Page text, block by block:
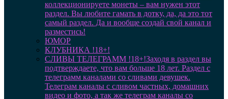
коллекционируете монеты – вам нужен этот
раздел. Вы любите гамать в дотку, да, да это тот
самый раздел. Да и вообще создай свой канал и
разместись!
ЮМОР
КЛУБНИКА !18+!
СЛИВЫ ТЕЛЕГРАММ !18+!Заходя в раздел вы
подтверждаете, что вам больше 18 лет. Раздел с
телеграмм каналами со сливами девушек.
Телеграм каналы с сливом частных, домашних
видео и фото, а так же телеграм каналы со